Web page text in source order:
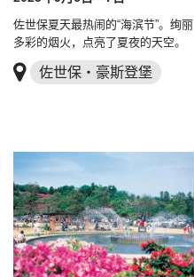
佐世保夏天最热闹的“海滨节”。绚丽
多彩的烟火，点亮了夏夜的天空。
佐世保・豪斯登堡